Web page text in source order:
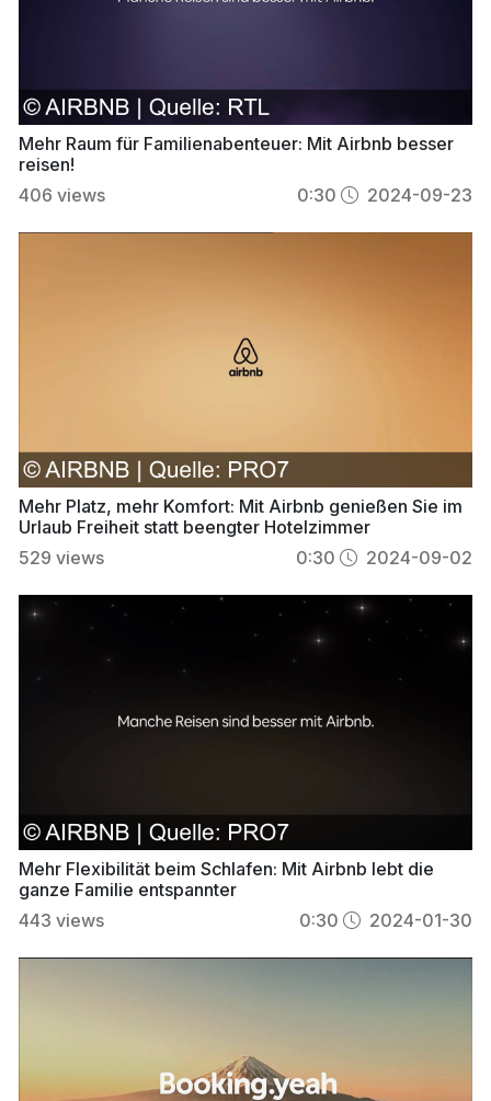
Mehr Raum für Familienabenteuer: Mit Airbnb besser
reisen!
406 views 0:30 2024-09-23
Mehr Platz, mehr Komfort: Mit Airbnb genießen Sie im
Urlaub Freiheit statt beengter Hotelzimmer
529 views 0:30 2024-09-02
Mehr Flexibilität beim Schlafen: Mit Airbnb lebt die
ganze Familie entspannter
443 views 0:30 2024-01-30